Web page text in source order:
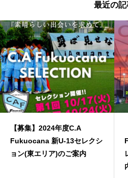
最近の記
【募集】2024年度C.A
Fukuocana 新U-13セレクシ
ョン(東エリア)のご案内